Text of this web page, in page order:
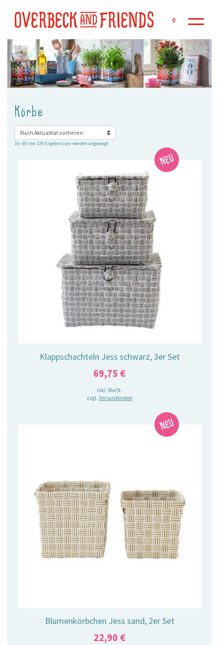
0
Körbe
16–30 von 139 Ergebnissen werden angezeigtNach
Klappschachteln Jess schwarz, 3er Set
69,75 €
inkl. MwSt.
zzgl. Versandkosten
Blumenkörbchen Jess sand, 2er Set
22,90 €